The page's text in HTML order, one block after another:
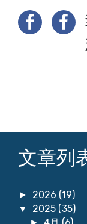
文章列
► 2026 (19)
▼ 2025 (35)